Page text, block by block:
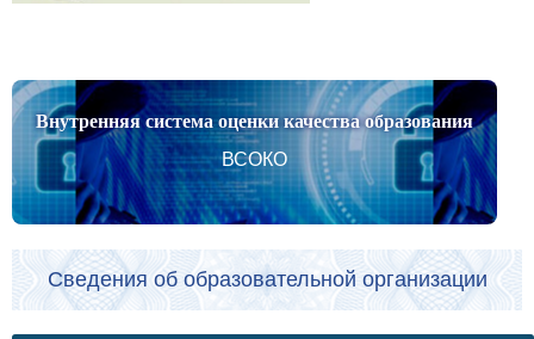
Внутренняя система оценки качества образования
ВСОКО
Сведения об образовательной организации